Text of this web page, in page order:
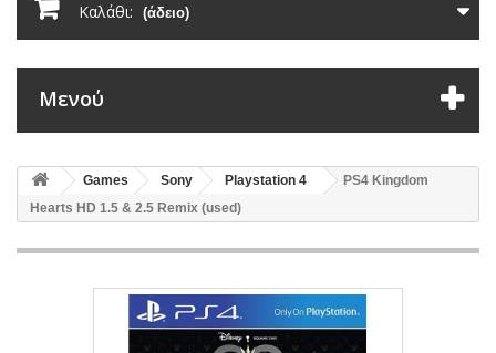
Καλάθι: (άδειο)
Μενού
Games Sony Playstation 4
PS4 Kingdom
Hearts HD 1.5 & 2.5 Remix (used)